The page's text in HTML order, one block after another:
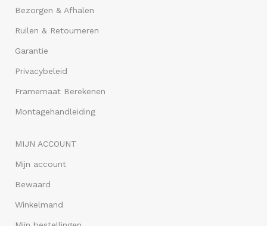
Bezorgen & Afhalen
Ruilen & Retourneren
Garantie
Privacybeleid
Framemaat Berekenen
Montagehandleiding
MIJN ACCOUNT
Mijn account
Bewaard
Winkelmand